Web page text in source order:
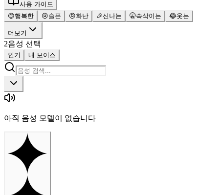
사용 가이드
😊행복한 😢슬픈 😠화난 🎉신나는 🤫속삭이는 😂웃는
더보기
2음성 선택
인기 내 보이스
아직 음성 모델이 없습니다